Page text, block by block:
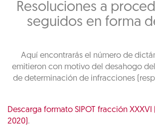
Resoluciones a
seguidos en forma
Aquí encontrarás el número de
emitieron con motivo del desahogo
de determinación de infracciones
Descarga formato SIPOT fracción
2020) .